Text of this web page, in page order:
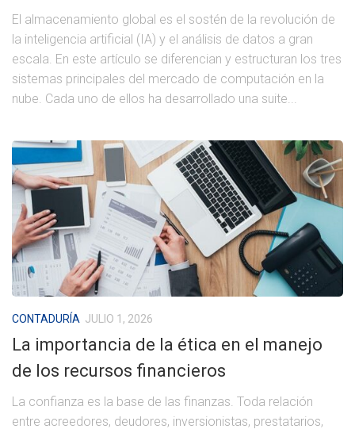
El almacenamiento global es el sostén de la revolución de
la inteligencia artificial (IA) y el análisis de datos a gran
escala. En este artículo se diferencian y estructuran los tres
sistemas principales del mercado de computación en la
nube. Cada uno de ellos ha desarrollado una suite...
CONTADURÍA JULIO 1, 2026
La importancia de la ética en el manejo
de los recursos financieros
La confianza es la base de las finanzas. Toda relación
entre acreedores, deudores, inversionistas, prestatarios,